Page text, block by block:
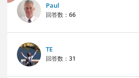
Paul
回答数： 66
TE
回答数： 31